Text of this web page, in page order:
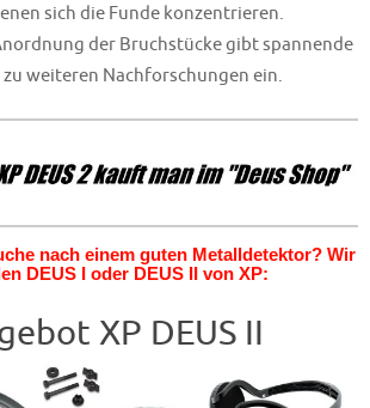
sich die Funde konzentrieren.
der Bruchstücke gibt spannende
weiteren Nachforschungen ein.
nach einem guten Metalldetektor? Wir
DEUS I oder DEUS II von XP:
XP DEUS II